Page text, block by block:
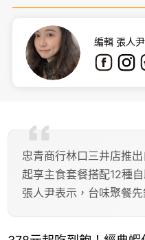
編輯 張人尹
忠青商行林口三井店推
起享主食套餐搭配12種
張人尹表示，台味聚餐